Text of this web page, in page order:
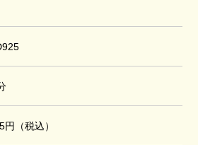
円（税込）